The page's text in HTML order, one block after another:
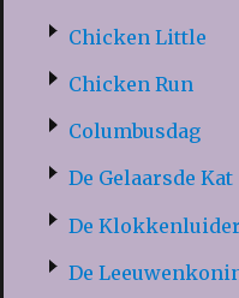
Chicken Little
Chicken Run
Columbusdag
De Gelaarsde Kat
De
De